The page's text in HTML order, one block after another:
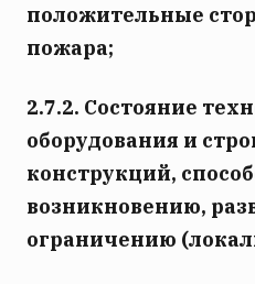
положительные
пожара;
2.7.2. Состояние
оборудования и
конструкций,
возникновению,
ограничению